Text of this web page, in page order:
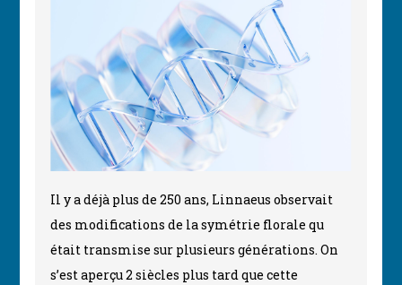
Il y a déjà plus de 250 ans, Linnaeus observait
des modifications de la symétrie florale qu
était transmise sur plusieurs générations. On
s’est aperçu 2 siècles plus tard que cette